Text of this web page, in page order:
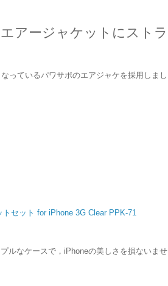
アージャケットにストラ
っているパワサポのエアジャケを採用しまし
セット for iPhone 3G Clear PPK-71
ルなケースで，iPhoneの美しさを損ないませ